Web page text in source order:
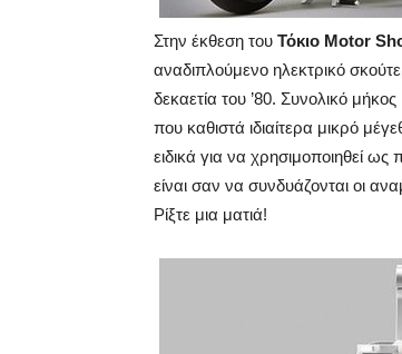
Στην έκθεση του Τόκιο Motor
αναδιπλούμενο ηλεκτρικό
δεκαετία του ’80. Συνολικό
που καθιστά ιδιαίτερα μικρό
ειδικά για να χρησιμοποιηθεί
είναι σαν να συνδυάζονται οι
Ρίξτε μια ματιά!